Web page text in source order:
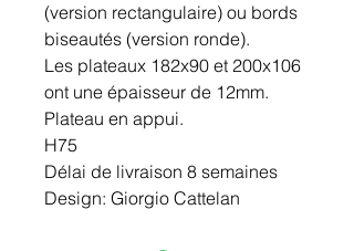
(version rectangulaire) ou bords
biseautés (version ronde).
Les plateaux 182x90 et 200x106
ont une épaisseur de 12mm.
Plateau en appui.
H75
Délai de livraison 8 semaines
Design: Giorgio Cattelan